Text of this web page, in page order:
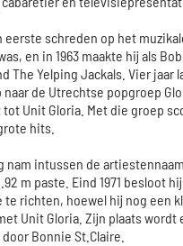
eerste schreden op het
en in 1963 maakte hij als
The Yelping Jackals. Vier jaar
de Utrechtse popgroep
Unit Gloria. Met die groep
hits.
nam intussen de
m paste. Eind 1971 besloot
te richten, hoewel hij nog een
Unit Gloria. Zijn plaats wordt
Bonnie St.Claire.